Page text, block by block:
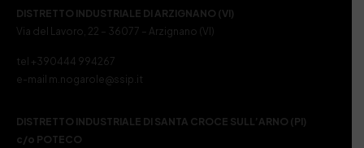
DISTRETTO INDUSTRIALE DI ARZIGNANO (VI)
Via del Lavoro, 22 – 36077 – Arzignano (VI)
tel +390444 994267
e-mail m.nogarole@ssip.it
DISTRETTO INDUSTRIALE DI SANTA CROCE SULL’ARNO (PI)
c/o POTECO